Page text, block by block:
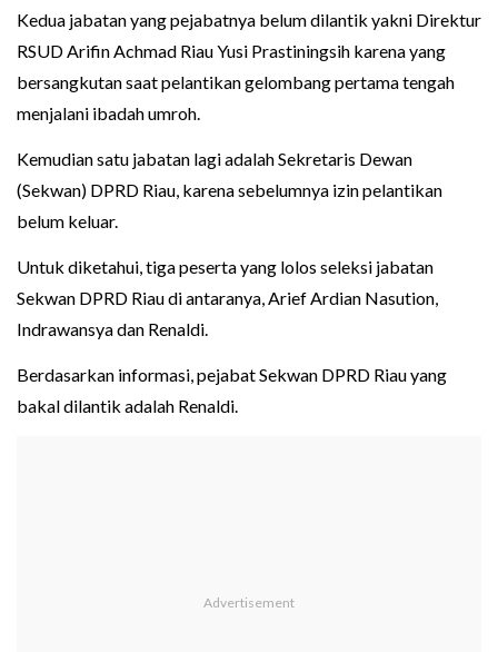
Kedua jabatan yang pejabatnya belum dilantik yakni Direktur
RSUD Arifin Achmad Riau Yusi Prastiningsih karena yang
bersangkutan saat pelantikan gelombang pertama tengah
menjalani ibadah umroh.
Kemudian satu jabatan lagi adalah Sekretaris Dewan
(Sekwan) DPRD Riau, karena sebelumnya izin pelantikan
belum keluar.
Untuk diketahui, tiga peserta yang lolos seleksi jabatan
Sekwan DPRD Riau di antaranya, Arief Ardian Nasution,
Indrawansya dan Renaldi.
Berdasarkan informasi, pejabat Sekwan DPRD Riau yang
bakal dilantik adalah Renaldi.